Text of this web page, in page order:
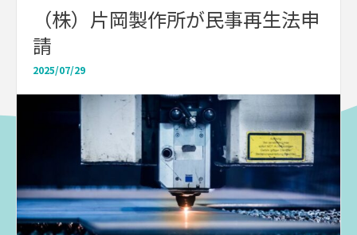
（株）片岡製作所が民事再生法申
請
2025/07/29